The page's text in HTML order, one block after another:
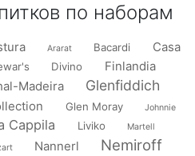
по наборам
Ararat Bacardi
Casa
Divino
Finlandia
Madeira Glenfiddich
Glen Moray
Johnnie
Cappila Liviko Martell
Nannerl Nemiroff